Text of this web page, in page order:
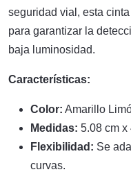
seguridad vial, esta
para garantizar la
baja luminosidad.
Características:
Color: Amarillo
Medidas: 5.08 cm x
Flexibilidad: Se
curvas.